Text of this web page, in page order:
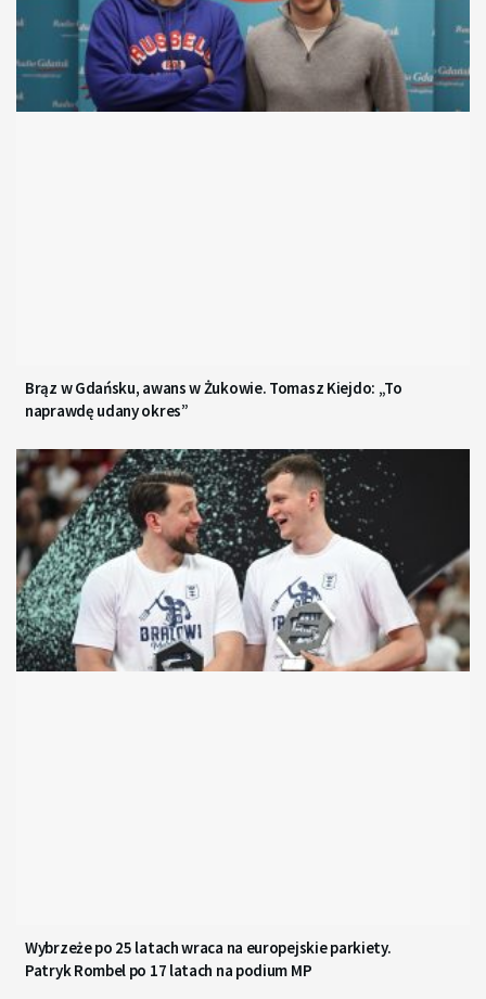
Brąz w Gdańsku, awans w Żukowie. Tomasz Kiejdo: „To
naprawdę udany okres”
Wybrzeże po 25 latach wraca na europejskie parkiety.
Patryk Rombel po 17 latach na podium MP